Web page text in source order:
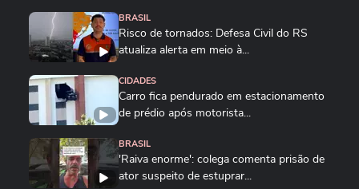
BRASIL
Risco de tornados: Defesa Civil do RS
atualiza alerta em meio à...
CIDADES
Carro fica pendurado em estacionamento
de prédio após motorista...
BRASIL
'Raiva enorme': colega comenta prisão de
ator suspeito de estuprar...